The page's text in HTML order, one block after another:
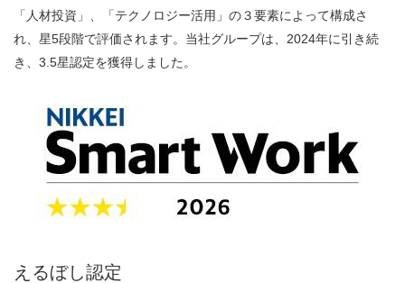
「人材投資」、「テクノロジー活用」の３要素によって構成さ
れ、星5段階で評価されます。当社グループは、 2024年に引き続
き、 3.5星認定を獲得しました。
えるぼし認定